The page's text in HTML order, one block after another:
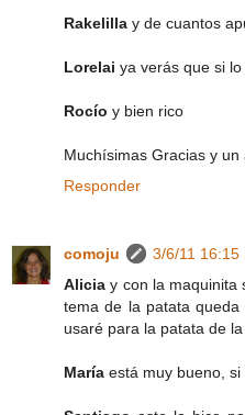
Rakelilla y de cuantos
Lorelai ya verás que si
Rocío y bien rico
Muchísimas Gracias y
Responder
comoju
3/6/11 16:15
Aliciay con la maquinita
tema de la patata
usaré para la patata de
María está muy bueno, si